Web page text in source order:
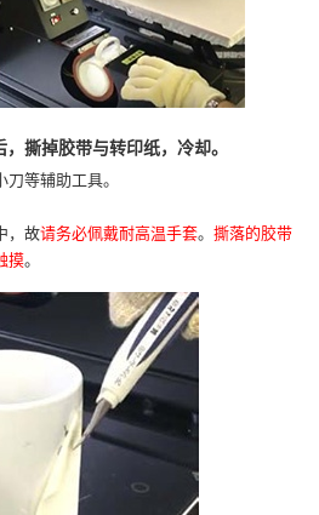
撕掉胶带与转印纸，冷却。
等辅助工具。
，故请务必佩戴耐高温手套。 撕落的胶带
摸。